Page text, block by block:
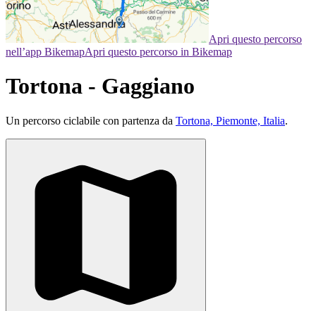
Apri questo percorso
nell’app BikemapApri questo percorso in Bikemap
Tortona - Gaggiano
Un percorso ciclabile con partenza da Tortona, Piemonte, Italia.